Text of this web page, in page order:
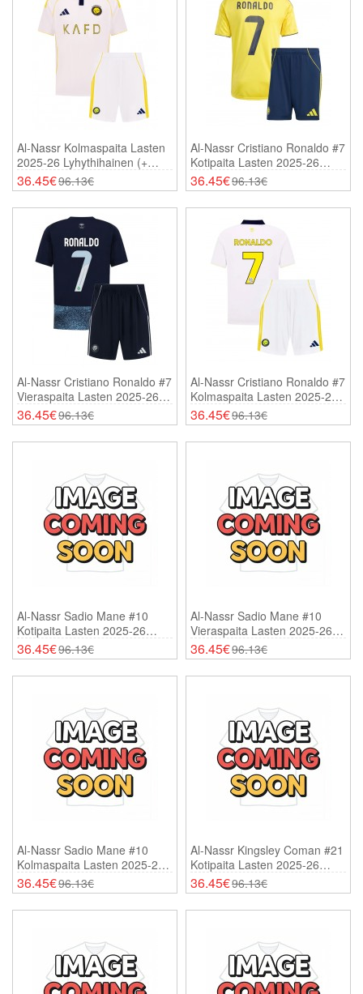
Al-Nassr Kolmaspaita Lasten
2025-26 Lyhythihainen (+
Shortsit)
36.45€96.13€
Al-Nassr Cristiano Ronaldo #7
Kotipaita Lasten 2025-26
Lyhythihainen (+ Shortsit)
36.45€96.13€
Al-Nassr Cristiano Ronaldo #7
Vieraspaita Lasten 2025-26
Lyhythihainen (+ Shortsit)
36.45€96.13€
Al-Nassr Cristiano Ronaldo #7
Kolmaspaita Lasten 2025-26
Lyhythihainen (+ Shortsit)
36.45€96.13€
Al-Nassr Sadio Mane #10
Kotipaita Lasten 2025-26
Lyhythihainen (+ Shortsit)
36.45€96.13€
Al-Nassr Sadio Mane #10
Vieraspaita Lasten 2025-26
Lyhythihainen (+ Shortsit)
36.45€96.13€
Al-Nassr Sadio Mane #10
Kolmaspaita Lasten 2025-26
Lyhythihainen (+ Shortsit)
36.45€96.13€
Al-Nassr Kingsley Coman #21
Kotipaita Lasten 2025-26
Lyhythihainen (+ Shortsit)
36.45€96.13€